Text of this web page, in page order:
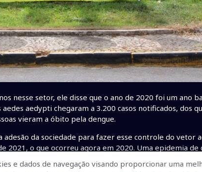
nesse setor, ele disse que o ano de 2020 foi um ano
aedypti chegaram a 3.200 casos notificados, dos
vieram a óbito pela dengue.
adesão da sociedade para fazer esse controle do vetor
2021, o que ocorreu agora em 2020. Uma epidemia de
e dados de navegação visando proporcionar uma